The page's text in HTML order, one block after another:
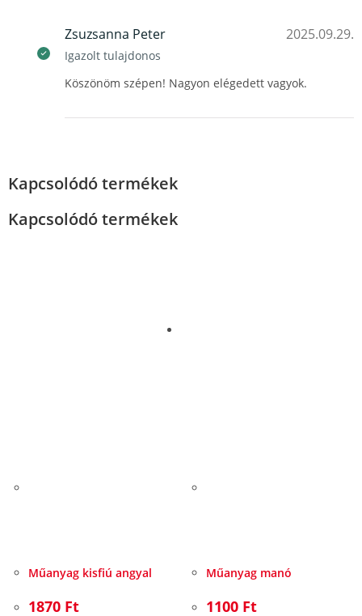
Zsuzsanna Peter
Igazolt tulajdonos
2025.09.29.
Köszönöm szépen! Nagyon elégedett vagyok.
Kapcsolódó termékek
Kapcsolódó termékek
Műanyag kisfiú angyal
1870 Ft
Műanyag manó
1100 Ft